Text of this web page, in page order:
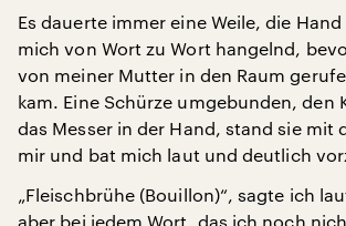
Es dauerte immer eine Weile, die
mich von Wort zu Wort hangelnd,
von meiner Mutter in den Raum
kam. Eine Schürze umgebunden, den
das Messer in der Hand, stand sie mit
mir und bat mich laut und deutlich
„Fleischbrühe (Bouillon)“, sagte ich
aber bei jedem Wort, das ich noch